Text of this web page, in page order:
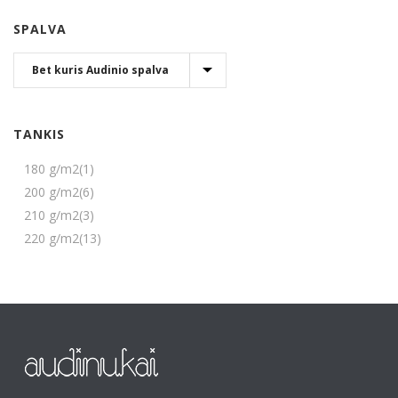
SPALVA
TANKIS
180 g/m2(1)
200 g/m2(6)
210 g/m2(3)
220 g/m2(13)